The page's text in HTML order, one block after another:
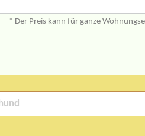
* Der Preis kann für ganze